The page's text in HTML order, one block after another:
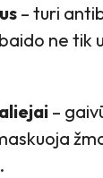
– turi
ne tik
–